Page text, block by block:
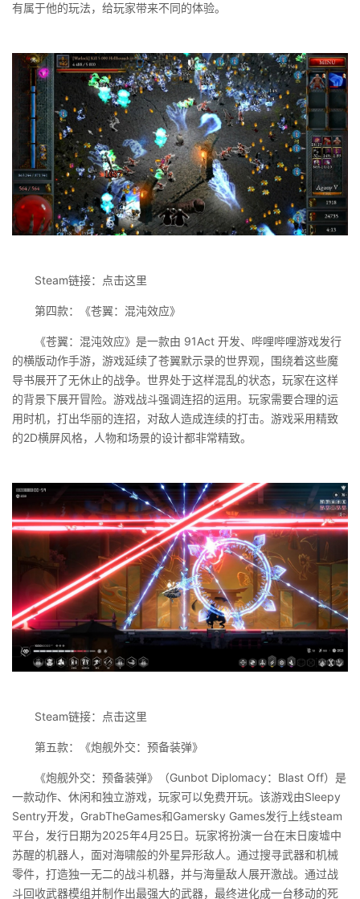
有属于他的玩法，给玩家带来不同的体验。
Steam链接：点击这里
第四款：《苍翼：混沌效应》
《苍翼：混沌效应》是一款由 91Act 开发、哔哩哔哩游戏发行
的横版动作手游，游戏延续了苍翼默示录的世界观，围绕着这些魔
导书展开了无休止的战争。世界处于这样混乱的状态，玩家在这样
的背景下展开冒险。游戏战斗强调连招的运用。玩家需要合理的运
用时机，打出华丽的连招，对敌人造成连续的打击。游戏采用精致
的2D横屏风格，人物和场景的设计都非常精致。
Steam链接：点击这里
第五款：《炮舰外交：预备装弹》
《炮舰外交：预备装弹》（Gunbot Diplomacy：Blast Off）是
一款动作、休闲和独立游戏，玩家可以免费开玩。该游戏由Sleepy
Sentry开发，GrabTheGames和Gamersky Games发行上线steam
平台，发行日期为2025年4月25日‌。玩家将扮演一台在末日废墟中
苏醒的机器人，面对海啸般的外星异形敌人。通过搜寻武器和机械
零件，打造独一无二的战斗机器，并与海量敌人展开激战。通过战
斗回收武器模组并制作出最强大的武器，最终进化成一台移动的死